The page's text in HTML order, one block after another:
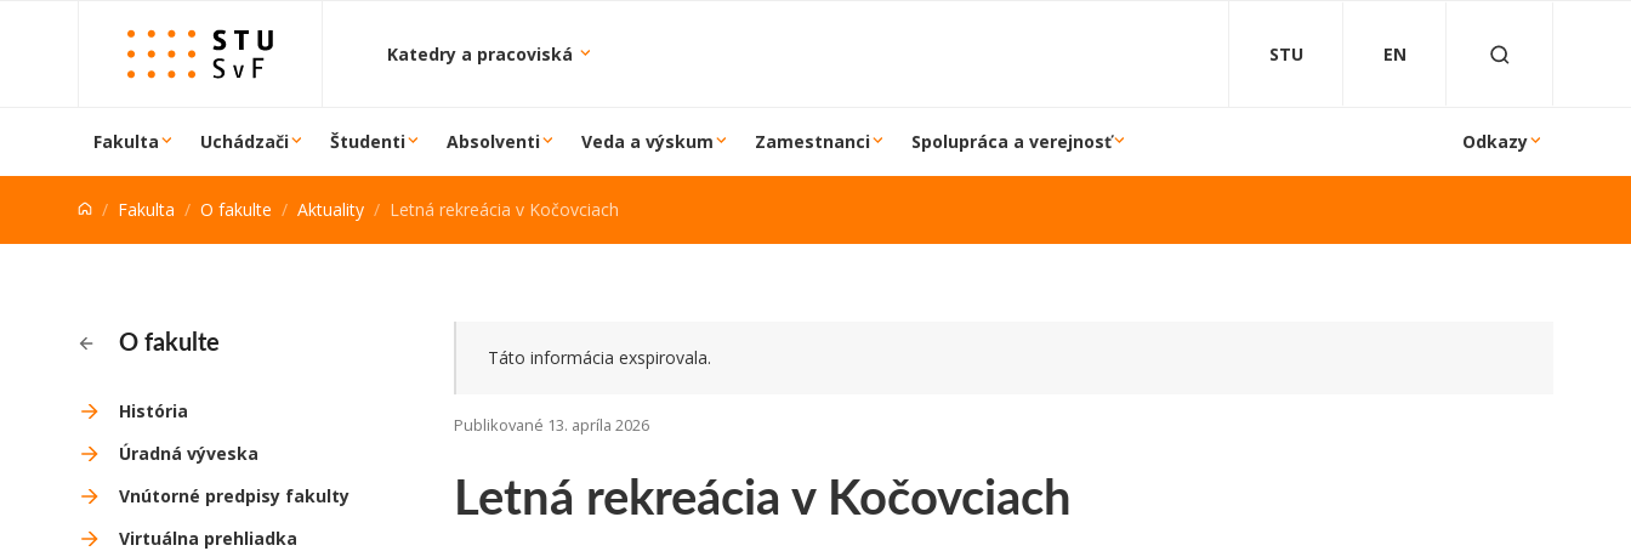
Prejsť na obsah
Katedry a pracoviská STU EN
Fakulta Uchádzači Študenti Absolventi Veda a výskum Zamestnanci Spolupráca a verejnosť Odkazy
Fakulta O fakulte Aktuality Letná rekreácia v Kočovciach
O fakulte
História
Úradná výveska
Vnútorné predpisy fakulty
Virtuálna prehliadka
Letná rekreácia v Kočovciach
Táto informácia exspirovala.
Publikované 13. apríla 2026